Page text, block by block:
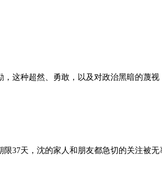
这种超然、勇敢，以及对政治黑暗的蔑视
37天，沈的家人和朋友都急切的关注被